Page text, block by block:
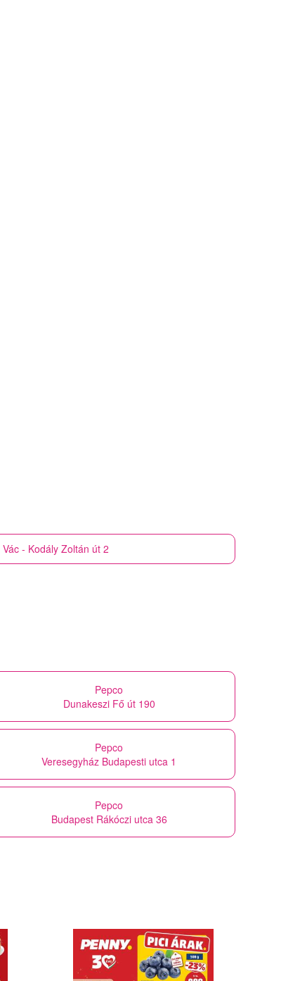
Vác - Kodály Zoltán út 2
Pepco
Dunakeszi Fő út 190
Pepco
Veresegyház Budapesti utca 1
Pepco
Budapest Rákóczi utca 36